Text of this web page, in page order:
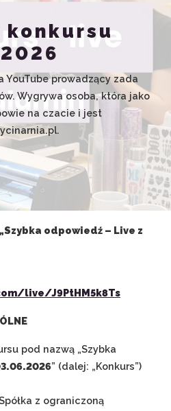
konkursu
YouTube prowadzący zada
Wygrywa osoba, która jako
na czacie i jest
„Szybka odpowiedź – Live z
live/J9PtHM5k8Ts
pod nazwą „Szybka
” (dalej: „Konkurs”)
Spółka z ograniczoną